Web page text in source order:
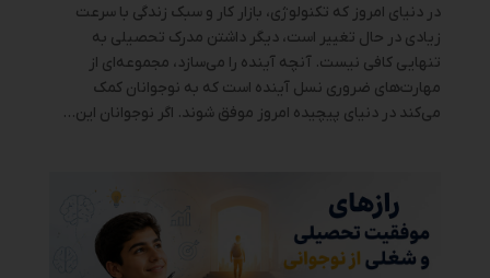
در دنیای امروز که تکنولوژی، بازار کار و سبک زندگی با سرعت
زیادی در حال تغییر است، دیگر داشتن مدرک تحصیلی به
تنهایی کافی نیست. آنچه آینده را می‌سازد، مجموعه‌ای از
مهارت‌های ضروری نسل آینده است که به نوجوانان کمک
می‌کند در دنیای پیچیده امروز موفق شوند. اگر نوجوانان این...